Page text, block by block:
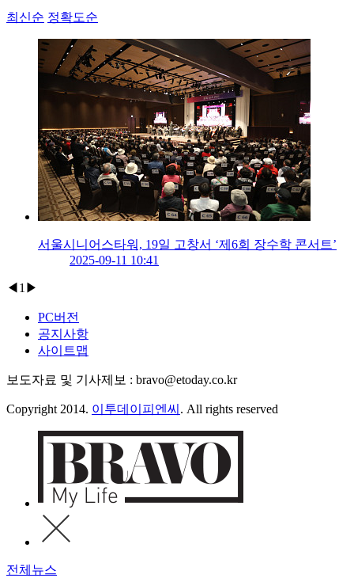
최신순 정확도순
서울시니어스타워, 19일 고창서 ‘제6회 장수학 콘서트’
2025-09-11 10:41
◀ 1 ▶
PC버전
공지사항
사이트맵
보도자료 및 기사제보 : bravo@etoday.co.kr
Copyright 2014. 이투데이피엔씨 . All rights reserved
전체뉴스